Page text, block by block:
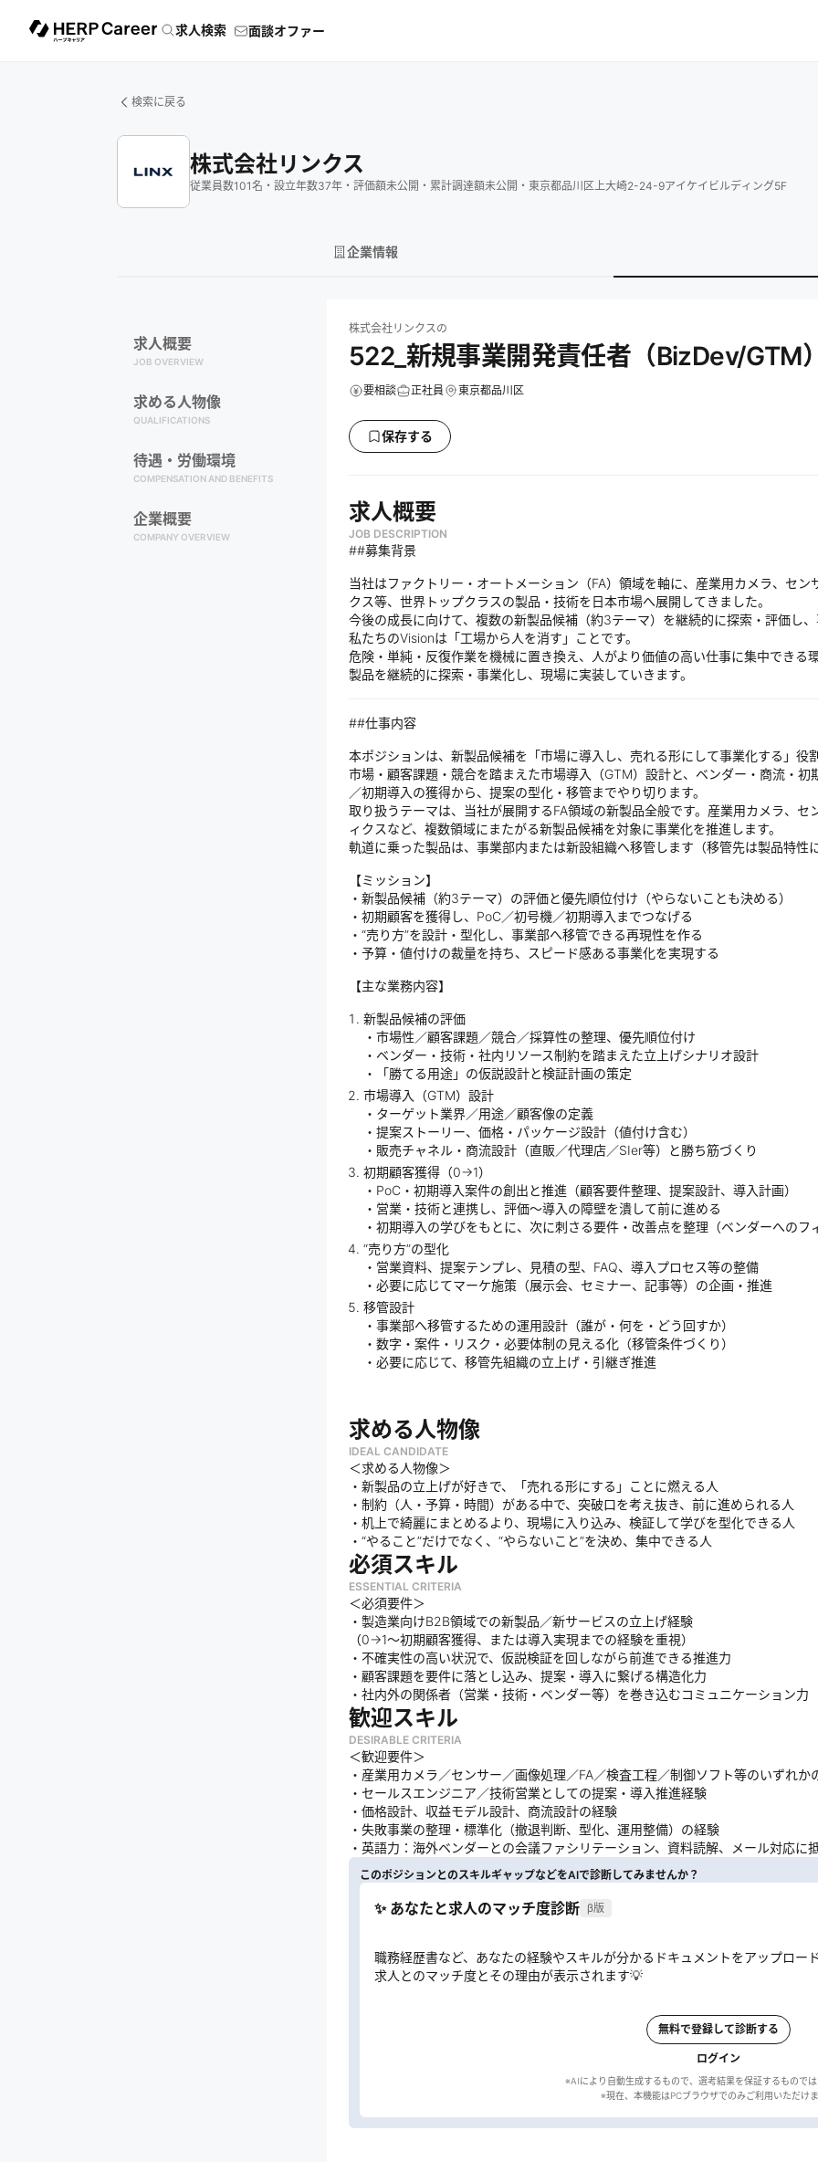
求人検索 面談オファー
検索に戻る
株式会社リンクス
従業員数101名 ・ 設立年数37年 ・ 評価額未公開 ・ 累計調達額未公開 ・ 東京都品川区上大崎2-24-9アイケイビルディング5F
企業情報
求人概要
JOB OVERVIEW
求める人物像
QUALIFICATIONS
待遇・労働環境
COMPENSATION AND BENEFITS
企業概要
COMPANY OVERVIEW
株式会社リンクスの
522_新規事業開発責任者（BizDev/GTM）
要相談 正社員 東京都品川区
保存する
求人概要
JOB DESCRIPTION
##募集背景
当社はファクトリー・オートメーション（FA）領域を軸に、産業用カメラ、セン
クス等、世界トップクラスの製品・技術を日本市場へ展開してきました。
今後の成長に向けて、複数の新製品候補（約3テーマ）を継続的に探索・評価し
私たちのVisionは「工場から人を消す」ことです。
危険・単純・反復作業を機械に置き換え、人がより価値の高い仕事に集中できる
製品を継続的に探索・事業化し、現場に実装していきます。
##仕事内容
本ポジションは、新製品候補を「市場に導入し、売れる形にして事業化する」役割
市場・顧客課題・競合を踏まえた市場導入（GTM）設計と、ベンダー・商流・
／初期導入の獲得から、提案の型化・移管までやり切ります。
取り扱うテーマは、当社が展開するFA領域の新製品全般です。産業用カメラ、
ィクスなど、複数領域にまたがる新製品候補を対象に事業化を推進します。
軌道に乗った製品は、事業部内または新設組織へ移管します（移管先は製品特性
【ミッション】
・新製品候補（約3テーマ）の評価と優先順位付け（やらないことも決める）
・初期顧客を獲得し、PoC／初号機／初期導入までつなげる
・“売り方”を設計・型化し、事業部へ移管できる再現性を作る
・予算・値付けの裁量を持ち、スピード感ある事業化を実現する
【主な業務内容】
新製品候補の評価
・市場性／顧客課題／競合／採算性の整理、優先順位付け
・ベンダー・技術・社内リソース制約を踏まえた立上げシナリオ設計
・「勝てる用途」の仮説設計と検証計画の策定
市場導入（GTM）設計
・ターゲット業界／用途／顧客像の定義
・提案ストーリー、価格・パッケージ設計（値付け含む）
・販売チャネル・商流設計（直販／代理店／SIer等）と勝ち筋づくり
初期顧客獲得（0→1）
・PoC・初期導入案件の創出と推進（顧客要件整理、提案設計、導入計画）
・営業・技術と連携し、評価～導入の障壁を潰して前に進める
・初期導入の学びをもとに、次に刺さる要件・改善点を整理（ベンダーへのフ
“売り方”の型化
・営業資料、提案テンプレ、見積の型、FAQ、導入プロセス等の整備
・必要に応じてマーケ施策（展示会、セミナー、記事等）の企画・推進
移管設計
・事業部へ移管するための運用設計（誰が・何を・どう回すか）
・数字・案件・リスク・必要体制の見える化（移管条件づくり）
・必要に応じて、移管先組織の立上げ・引継ぎ推進
求める人物像
IDEAL CANDIDATE
＜求める人物像＞
・新製品の立上げが好きで、「売れる形にする」ことに燃える人
・制約（人・予算・時間）がある中で、突破口を考え抜き、前に進められる人
・机上で綺麗にまとめるより、現場に入り込み、検証して学びを型化できる人
・“やること”だけでなく、“やらないこと”を決め、集中できる人
必須スキル
ESSENTIAL CRITERIA
＜必須要件＞
・製造業向けB2B領域での新製品／新サービスの立上げ経験
（0→1〜初期顧客獲得、または導入実現までの経験を重視）
・不確実性の高い状況で、仮説検証を回しながら前進できる推進力
・顧客課題を要件に落とし込み、提案・導入に繋げる構造化力
・社内外の関係者（営業・技術・ベンダー等）を巻き込むコミュニケーション力
歓迎スキル
DESIRABLE CRITERIA
＜歓迎要件＞
・産業用カメラ／センサー／画像処理／FA／検査工程／制御ソフト等のいずれか
・セールスエンジニア／技術営業としての提案・導入推進経験
・価格設計、収益モデル設計、商流設計の経験
・失敗事業の整理・標準化（撤退判断、型化、運用整備）の経験
・英語力：海外ベンダーとの会議ファシリテーション、資料読解、メール対応に
このポジションとのスキルギャップなどをAIで診断してみませんか？
✨ あなたと求人のマッチ度診断 β版
職務経歴書など、あなたの経験やスキルが分かるドキュメントをアップロード
求人とのマッチ度とその理由が表示されます💡
無料で登録して診断する
ログイン
※AIにより自動生成するもので、選考結果を保証するものでは